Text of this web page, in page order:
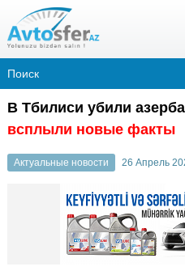
В Тбилиси убили
всплыли новые факты
Актуальные новости 26 Апрель